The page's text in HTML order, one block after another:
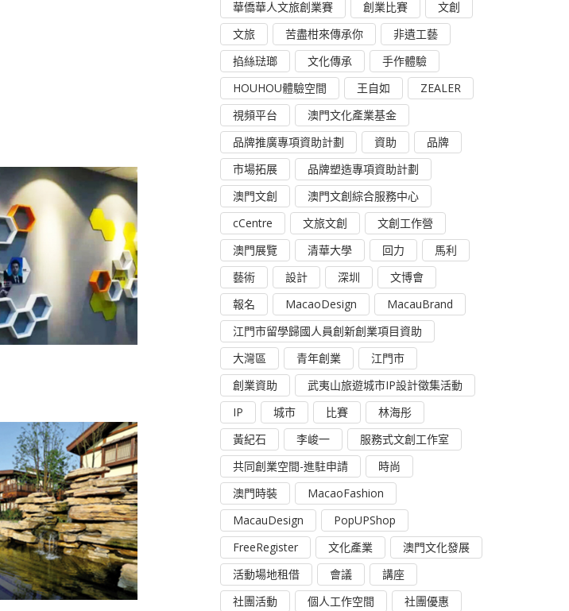
華僑華人文旅創業賽
創業比賽
文創
文旅
苦盡柑來傳承你
非遺工藝
掐絲琺瑯
文化傳承
手作體驗
HOUHOU體驗空間
王自如
ZEALER
視頻平台
澳門文化產業基金
品牌推廣專項資助計劃
資助
品牌
市場拓展
品牌塑造專項資助計劃
澳門文創
澳門文創綜合服務中心
cCentre
文旅文創
文創工作營
澳門展覽
清華大學 回力
馬利
藝術
設計 深圳
文博會
報名
MacaoDesign
MacauBrand
江門市留學歸國人員創新創業項目資助
大灣區
青年創業
江門市
創業資助
武夷山旅遊城市IP設計徵集活動
IP
城市 比賽
林海彤
黃紀石
李峻一
服務式文創工作室
共同創業空間-進駐申請
時尚
澳門時裝
MacaoFashion
MacauDesign
PopUPShop
FreeRegister
文化產業
澳門文化發展
活動場地租借
會議
講座
社團活動
個人工作空間
社團優惠